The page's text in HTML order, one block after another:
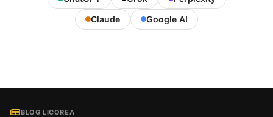
Claude
Google AI
BLOG LICOREA